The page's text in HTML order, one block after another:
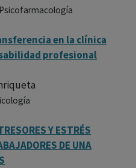
en la clínica
profesional
Y ESTRÉS
DE UNA